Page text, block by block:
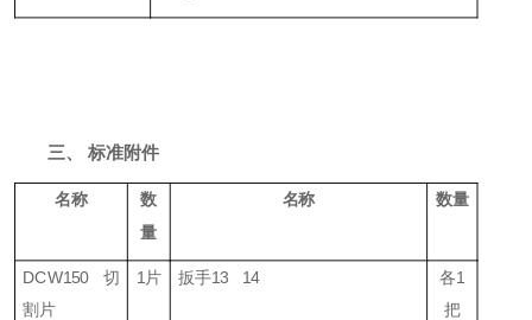
三、 标准附件
名称
数
量
名称 数量
DCW150切
割片
1片 扳手13 14 各1
把